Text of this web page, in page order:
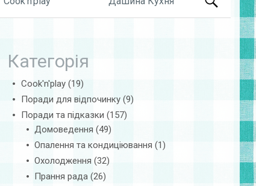
Категорія
Cook'n'play(19)
Поради для відпочинку(9)
Поради та підказки (157)
Домоведення (49)
Опалення та кондиціювання (1)
Охолодження (32)
Прання рада (26)